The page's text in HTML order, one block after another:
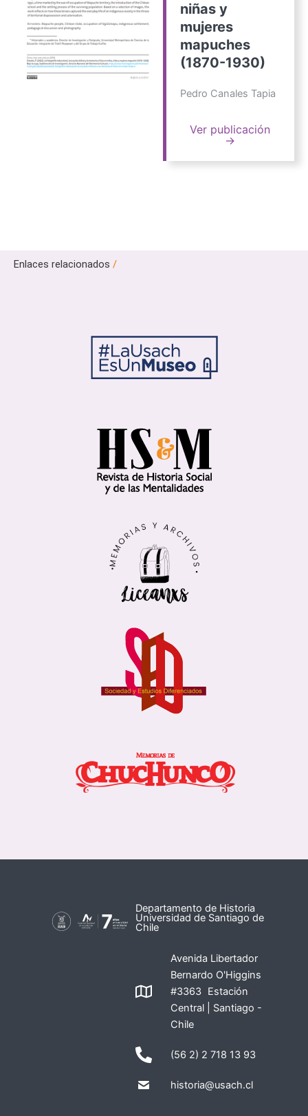
niñas y
mujeres
mapuches
(1870-1930)
Pedro Canales Tapia
Ver publicación
→
Enlaces relacionados /
Departamento de Historia
Universidad de Santiago de
Chile
Avenida Libertador
Bernardo O'Higgins
#3363 Estación
Central | Santiago -
Chile
(56 2) 2 718 13 93
historia@usach.cl